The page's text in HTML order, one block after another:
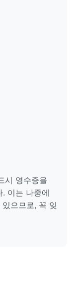
시 영수증을
이는 나중에
으므로, 꼭 잊